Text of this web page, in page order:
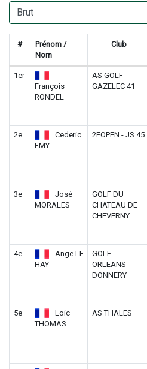
#
Prénom /
Nom
Club
1er
François
RONDEL
AS GOLF
GAZELEC 41
2e
Cederic
EMY
2FOPEN - JS 45
3e
José
MORALES
GOLF DU
CHATEAU DE
CHEVERNY
4e
Ange LE
HAY
GOLF
ORLEANS
DONNERY
5e
Loic
THOMAS
AS THALES